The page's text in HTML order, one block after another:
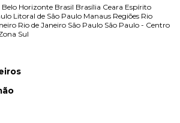
Belo Horizonte Brasil Brasília Ceara Espírito
Litoral de São Paulo Manaus Regiões Rio
Rio de Janeiro São Paulo São Paulo - Centro
Sul